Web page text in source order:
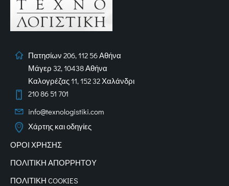
Πατησίων 206, 112 56 Αθήνα
Μάγερ 32, 10438 Αθήνα
Καλογρέζας 11, 152 32 Χαλάνδρι
210 86 51 701
info@texnologistiki.com
Χάρτης και οδηγίες
ΟΡΟΙ ΧΡΗΣΗΣ
ΠΟΛΙΤΙΚΗ ΑΠΟΡΡΗΤΟΥ
ΠΟΛΙΤΙΚΗ COOKIES